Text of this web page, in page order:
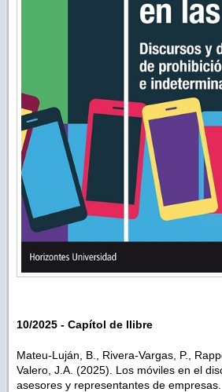
10/2025 - Capítol de llibre
Mateu-Luján, B., Rivera-Vargas, P.,
Valero, J.A. (2025). Los móviles en el
asesores y representantes de empresas.